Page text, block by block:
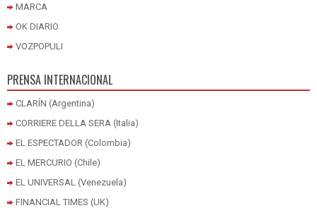
MARCA
OK DIARIO
VOZPOPULI
PRENSA INTERNACIONAL
CLARÍN (Argentina)
CORRIERE DELLA SERA (Italia)
EL ESPECTADOR (Colombia)
EL MERCURIO (Chile)
EL UNIVERSAL (Venezuela)
FINANCIAL TIMES (UK)